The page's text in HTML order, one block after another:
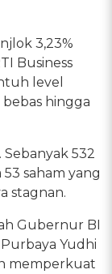
3,23%
Business
level
hingga
532
saham yang
stagnan.
Gubernur BI
Yudhi
memperkuat